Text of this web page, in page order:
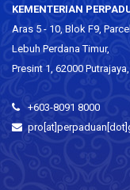
KEMENTERIAN
Aras 5 - 10, Blok F9,
Lebuh Perdana Timur,
Presint 1, 62000
+603-8091 8000